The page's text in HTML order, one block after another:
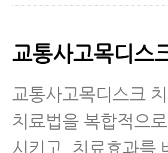
교통사고목디스
교통사고목디스크
치료법을 복합적으
시키고, 치료효과를